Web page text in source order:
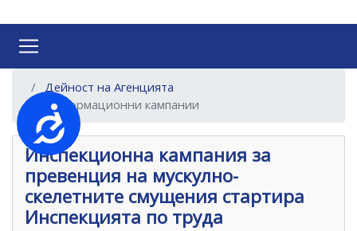
Достъпност
достъпност.
Дейност на Агенцията
Информационни кампании
Инспекционна кампания за
превенция на мускулно-
скелетните смущения стартира
Инспекцията по труда